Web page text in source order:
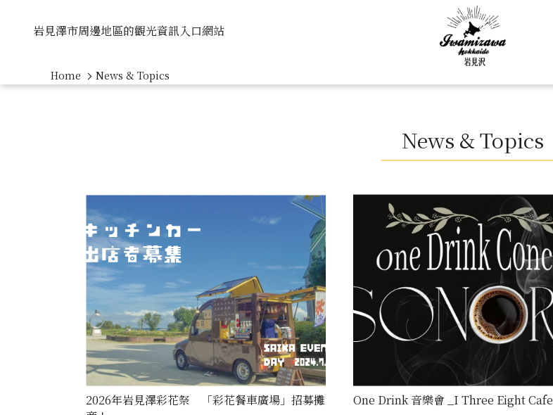
岩見澤市周邊地區的觀光資訊入口網站
Home News & Topics
News & Topics
2026年岩見澤彩花祭 「彩花餐車廣場」招募攤
One Drink 音樂會 _I Three Eight Cafe